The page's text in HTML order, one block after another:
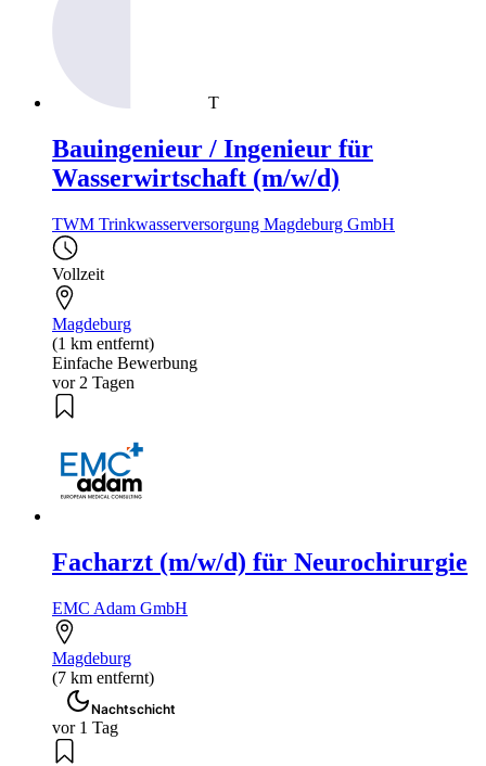
T
Bauingenieur / Ingenieur für
Wasserwirtschaft (m/w/d)
TWM Trinkwasserversorgung Magdeburg GmbH
Vollzeit
Magdeburg
(1 km entfernt)
Einfache Bewerbung
vor 2 Tagen
Facharzt (m/w/d) für Neurochirurgie
EMC Adam GmbH
Magdeburg
(7 km entfernt)
Nachtschicht
vor 1 Tag